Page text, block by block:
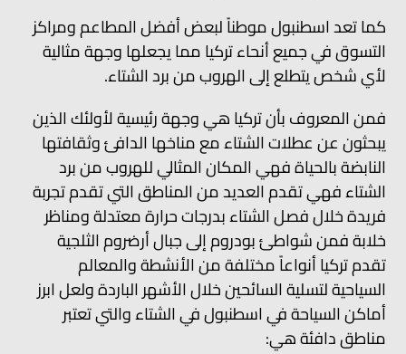
كما تعد اسطنبول موطناً لبعض أفضل المطاعم ومراكز
التسوق في جميع أنحاء تركيا مما يجعلها وجهة مثالية
لأي شخص يتطلع إلى الهروب من برد الشتاء.
فمن المعروف بأن تركيا هي وجهة رئيسية لأولئك الذين
يبحثون عن عطلات الشتاء مع مناخها الدافئ وثقافتها
النابضة بالحياة فهي المكان المثالي للهروب من برد
الشتاء فهي تقدم العديد من المناطق التي تقدم تجربة
فريدة خلال فصل الشتاء بدرجات حرارة معتدلة ومناظر
خلابة فمن شواطئ بودروم إلى جبال أرضروم الثلجية
تقدم تركيا أنواعاً مختلفة من الأنشطة والمعالم
السياحية لتسلية السائحين خلال الأشهر الباردة ولعل ابرز
أماكن السياحة في اسطنبول في الشتاء والتي تعتبر
مناطق دافئة هي: